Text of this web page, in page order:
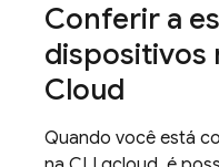
Conferir a
dispositivos
Cloud
Quando você está